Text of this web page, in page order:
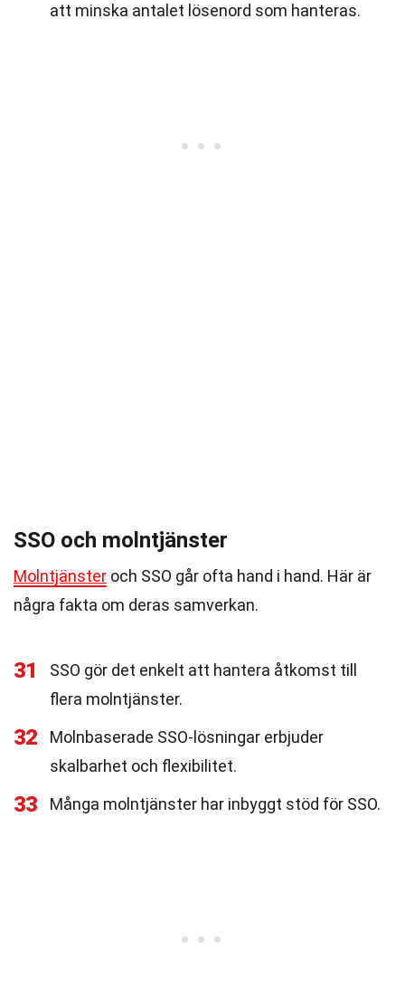
att minska antalet lösenord som hanteras.
SSO och molntjänster
Molntjänster och SSO går ofta hand i hand. Här är
några fakta om deras samverkan.
31
SSO gör det enkelt att hantera åtkomst till
flera molntjänster.
32
Molnbaserade SSO-lösningar erbjuder
skalbarhet och flexibilitet.
33 Många molntjänster har inbyggt stöd för SSO.